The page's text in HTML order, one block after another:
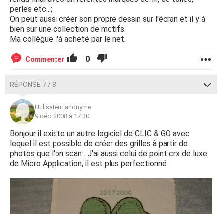
perles etc...;
On peut aussi créer son propre dessin sur l'écran et il y à
bien sur une collection de motifs.
Ma collègue l'à acheté par le net.
Commenter 0
RÉPONSE 7 / 8
Utilisateur anonyme
9 déc. 2008 à 17:30
Bonjour il existe un autre logiciel de CLIC & GO avec
lequel il est possible de créer des grilles à partir de
photos que l'on scan . J'ai aussi celui de point crx de luxe
de Micro Application, il est plus perfectionné.